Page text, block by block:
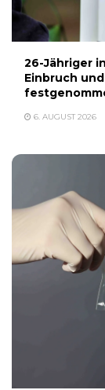
26-Jähriger
Einbruch
6. AUGUST 2026